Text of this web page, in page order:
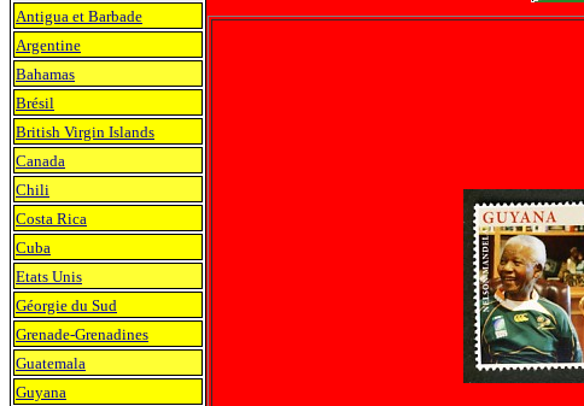
Antigua et Barbade
Argentine
Bahamas
Brésil
British Virgin Islands
Canada
Chili
Costa Rica
Cuba
Etats Unis
Géorgie du Sud
Grenade-Grenadines
Guatemala
Guyana